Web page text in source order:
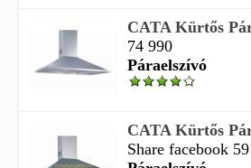
CATA Kürtős
74 990
Páraelszívó
CATA Kürtős
Share facebook